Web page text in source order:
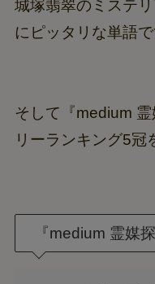
城塚翡翠のミステ
にピッタリな単語で
そして『medium
リーランキング5冠
『medium 霊媒